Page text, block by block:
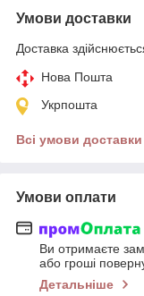
Умови доставки
Доставка
Нова Пошта
Укрпошта
Всі умови доставки
Умови оплати
Ви отримаєте
або гроші
Детальніше